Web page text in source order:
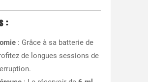
:
: Grâce à sa batterie de
de longues sessions de